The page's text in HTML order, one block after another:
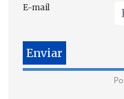
E-mail